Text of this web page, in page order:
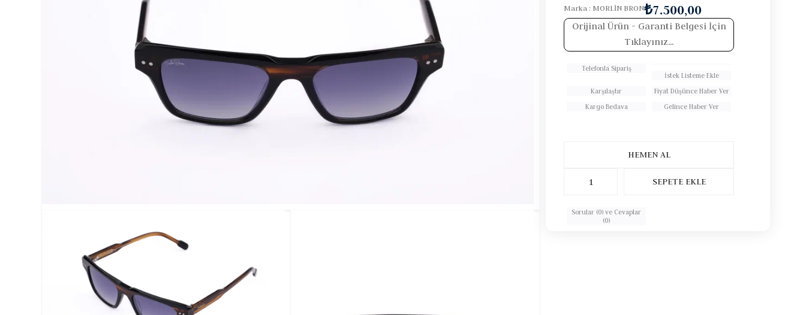
Marka : MORLİN BRON₺7.500,00
Orijinal Ürün - Garanti Belgesi İçin
Tıklayınız...
Telefonla Sipariş
İstek Listeme Ekle
Karşılaştır
Fiyat Düşünce Haber Ver
Kargo Bedava
Gelince Haber Ver
Sorular (0) ve Cevaplar
(0)